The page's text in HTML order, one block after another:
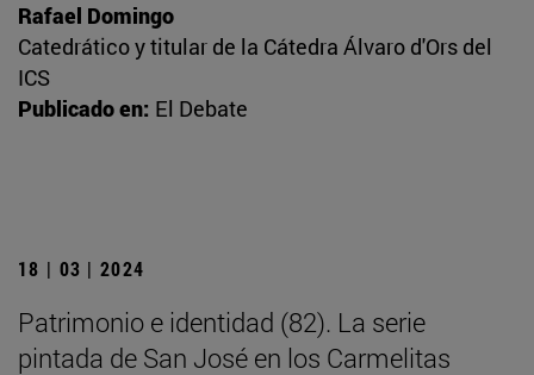
Rafael Domingo
Catedrático y titular de la Cátedra Álvaro d'Ors del
ICS
Publicado en: El Debate
18 | 03 | 2024
Patrimonio e identidad (82). La serie
pintada de San José en los Carmelitas